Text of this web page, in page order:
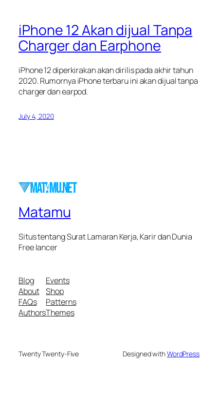
iPhone 12 Akan dijual Tanpa
Charger dan Earphone
iPhone 12 diperkirakan akan dirilis pada akhir tahun
2020. Rumornya iPhone terbaru ini akan dijual tanpa
charger dan earpod.
July 4, 2020
Matamu
Situs tentang Surat Lamaran Kerja, Karir dan Dunia
Free lancer
Blog
About
FAQs
Authors
Events
Shop
Patterns
Themes
Twenty Twenty-Five Designed withWordPress